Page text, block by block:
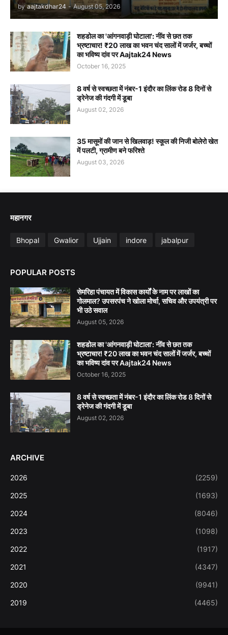
by aajtakdhar24 - August 05, 2026
शहडोल का 'आंगनवाड़ी घोटाला': नींव से छत तक
भ्रष्टाचार! ₹20 लाख का भवन चंद सालों में जर्जर, बच्चों
का भविष्य दांव पर Aajtak24 News
October 16, 2025
8 वर्ष से स्वच्छता में नंबर-1 इंदौर का लिंक रोड 8 दिनों से
ड्रेनेज की गंदगी में डूबा
August 02, 2026
35 मासूमों की जान से खिलवाड़! स्कूल की निजी बोलेरो खेत
में पलटी, ग्रामीण बने फरिश्ते
August 03, 2026
महानगर
Bhopal Gwalior Ujjain indore jabalpur
POPULAR POSTS
सेमरिहा पंचायत में विकास कार्यों के नाम पर लाखों का
गोलमाल? उपसरपंच ने खोला मोर्चा, सचिव और उपयंत्री पर
भी उठे सवाल
August 05, 2026
शहडोल का 'आंगनवाड़ी घोटाला': नींव से छत तक
भ्रष्टाचार! ₹20 लाख का भवन चंद सालों में जर्जर, बच्चों
का भविष्य दांव पर Aajtak24 News
October 16, 2025
8 वर्ष से स्वच्छता में नंबर-1 इंदौर का लिंक रोड 8 दिनों से
ड्रेनेज की गंदगी में डूबा
August 02, 2026
ARCHIVE
2026 (2259)
2025 (1693)
2024 (8046)
2023 (1098)
2022 (1917)
2021 (4347)
2020 (9941)
2019 (4465)